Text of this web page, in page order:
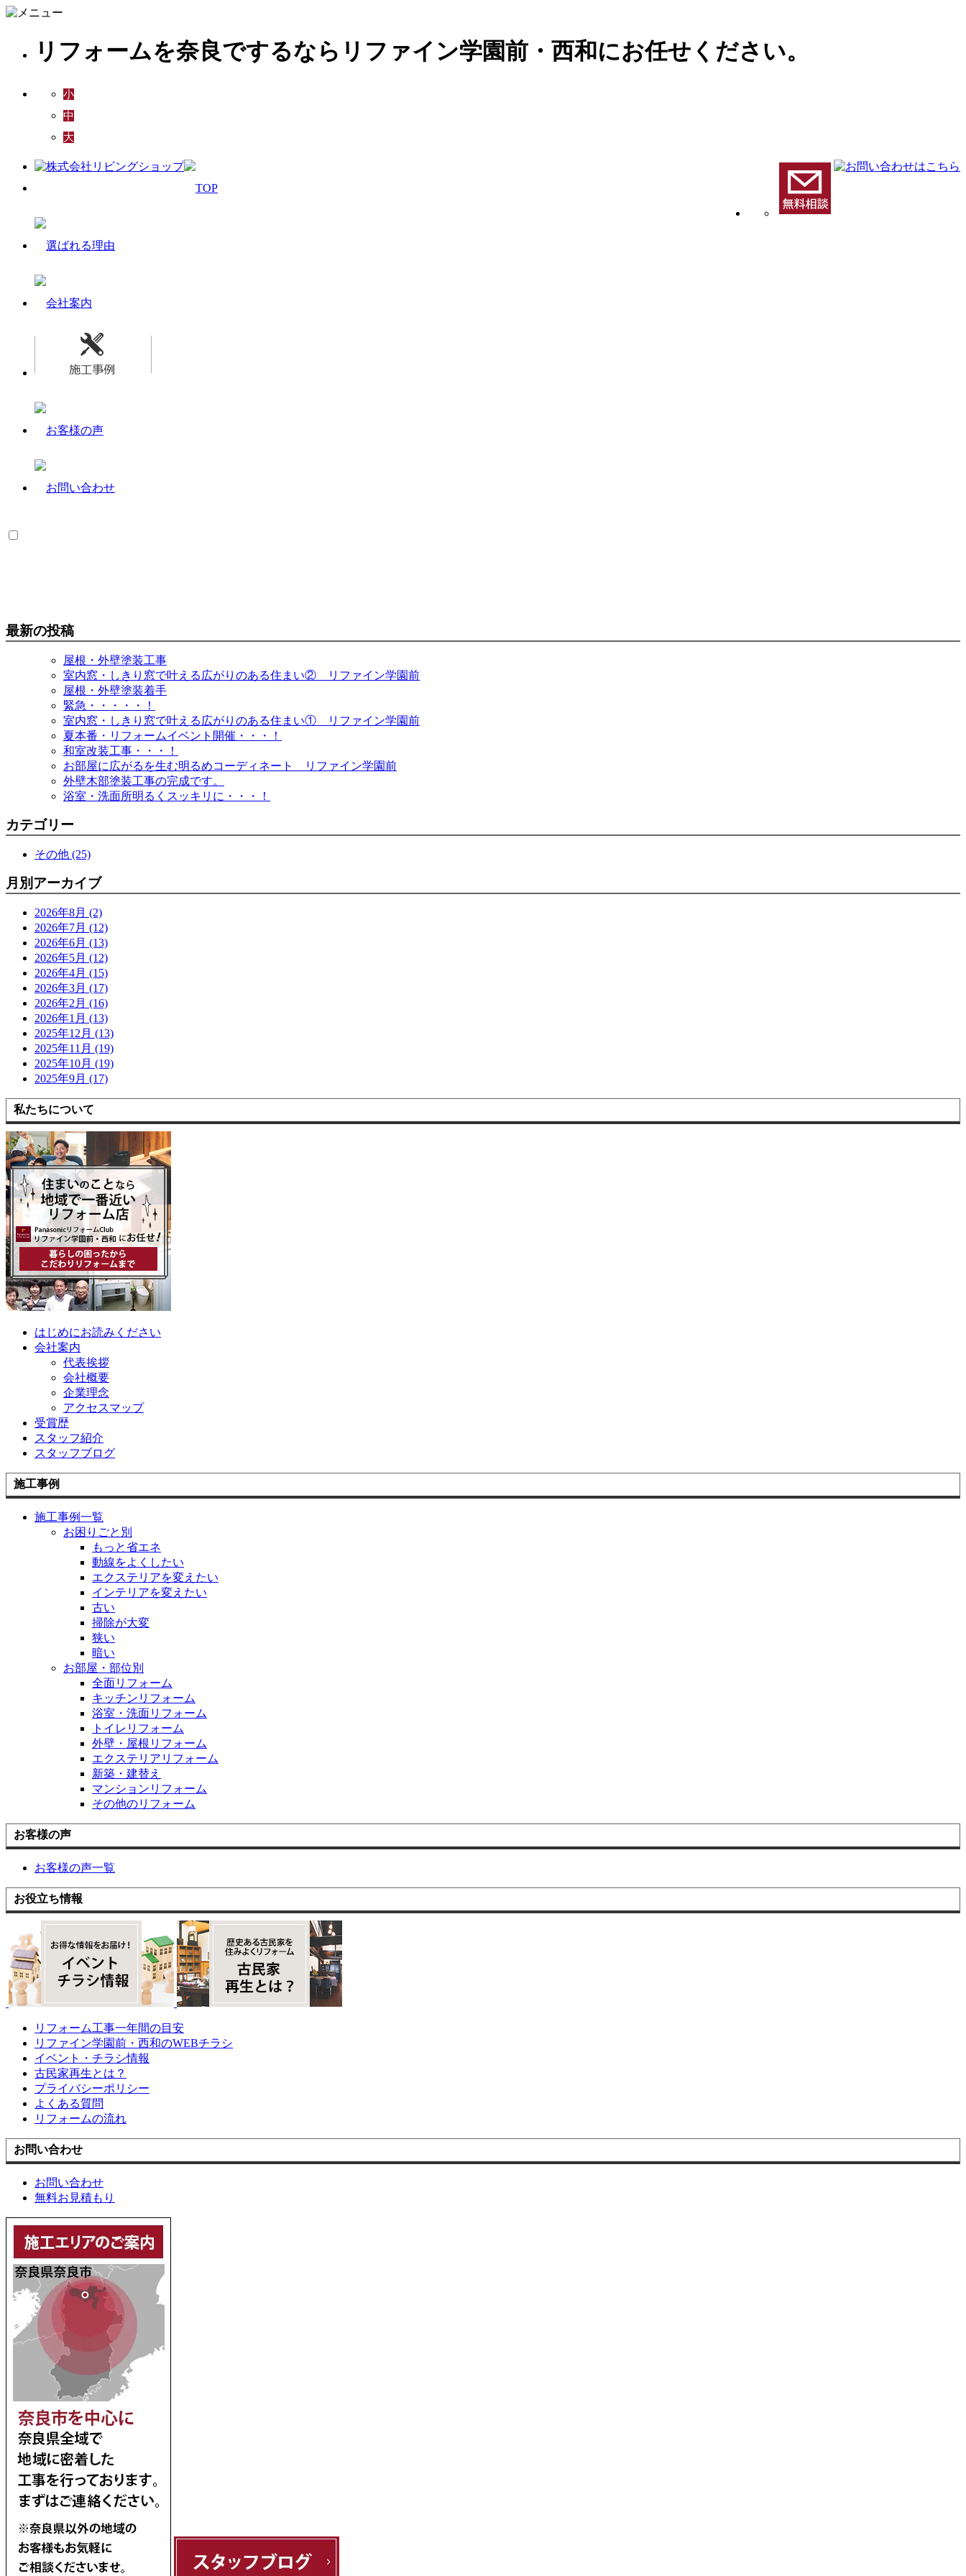
リフォームを奈良でするならリファイン学園前・西和にお任せください。
小
中
大
最新の投稿
屋根・外壁塗装工事
室内窓・しきり窓で叶える広がりのある住まい② リファイン学園前
屋根・外壁塗装着手
緊急・・・・・！
室内窓・しきり窓で叶える広がりのある住まい① リファイン学園前
夏本番・リフォームイベント開催・・・！
和室改装工事・・・！
お部屋に広がるを生む明るめコーディネート リファイン学園前
外壁木部塗装工事の完成です。
浴室・洗面所明るくスッキリに・・・！
カテゴリー
その他 (25)
月別アーカイブ
2026年8月 (2)
2026年7月 (12)
2026年6月 (13)
2026年5月 (12)
2026年4月 (15)
2026年3月 (17)
2026年2月 (16)
2026年1月 (13)
2025年12月 (13)
2025年11月 (19)
2025年10月 (19)
2025年9月 (17)
私たちについて
はじめにお読みください
会社案内
代表挨拶
会社概要
企業理念
アクセスマップ
受賞歴
スタッフ紹介
スタッフブログ
施工事例
施工事例一覧
お困りごと別
もっと省エネ
動線をよくしたい
エクステリアを変えたい
インテリアを変えたい
古い
掃除が大変
狭い
暗い
お部屋・部位別
全面リフォーム
キッチンリフォーム
浴室・洗面リフォーム
トイレリフォーム
外壁・屋根リフォーム
エクステリアリフォーム
新築・建替え
マンションリフォーム
その他のリフォーム
お客様の声
お客様の声一覧
お役立ち情報
リフォーム工事一年間の目安
リファイン学園前・西和のWEBチラシ
イベント・チラシ情報
古民家再生とは？
プライバシーポリシー
よくある質問
リフォームの流れ
お問い合わせ
お問い合わせ
無料お見積もり